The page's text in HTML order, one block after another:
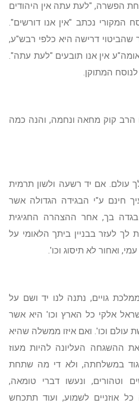
הפשרה, "לעת עתה אין היהודים
המקורי נכתב "אין אנו דורשים".
שהביטוי דרישה היא כלפי רבש"ע,
אין אנו תובעים "לעת עתה".
המתוקן.
קוק מחאה ונחמה, והנה כמה
עולם. אם יד רשעה ולשון תרמית
חינם ע"י הבגידה הגדולה אשר
בך, אחר ההצהרה החגיגית
לך לעזר בבניין ביתך הלאומי על
ואחור לא תיסוג וכו'.
גויים, נתנה לנו יד ושם על
אלקי כל הארץ וכו' היא אשר
עולם וכו'. ואם איזו ממשלה שהיא
ההשגחה העליונה להיות מעוז
במשלחתה, ולא די מה שתחת
וטהורים, ונעשו דברי טומאה,
כל אוזניים לשמוע, ועוד תתכחש